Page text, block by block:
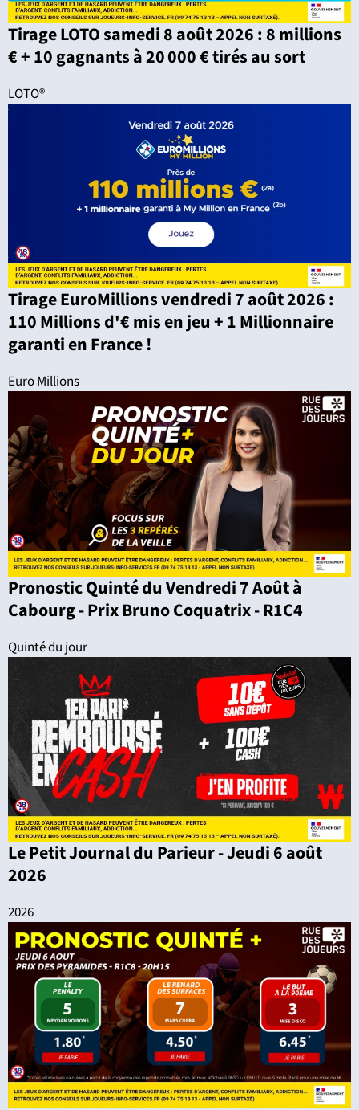
Tirage LOTO samedi 8 août 2026 : 8 millions
€ + 10 gagnants à 20 000 € tirés au sort
LOTO®
Tirage EuroMillions vendredi 7 août 2026 :
110 Millions d'€ mis en jeu + 1 Millionnaire
garanti en France !
Euro Millions
Pronostic Quinté du Vendredi 7 Août à
Cabourg - Prix Bruno Coquatrix - R1C4
Quinté du jour
Le Petit Journal du Parieur - Jeudi 6 août
2026
2026